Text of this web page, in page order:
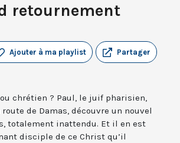
retournement
Partager
Ajouter à ma playlist
chrétien ? Paul, le juif pharisien,
de Damas, découvre un nouvel
totalement inattendu. Et il en est
disciple de ce Christ qu’il